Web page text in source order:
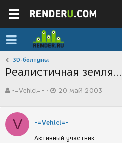
3D-болтуны
Реалистичная земля...
в
о
р
е
-=Vehici=-
а
с
з
20 май 2003
V -=Vehici=-
Активный участник